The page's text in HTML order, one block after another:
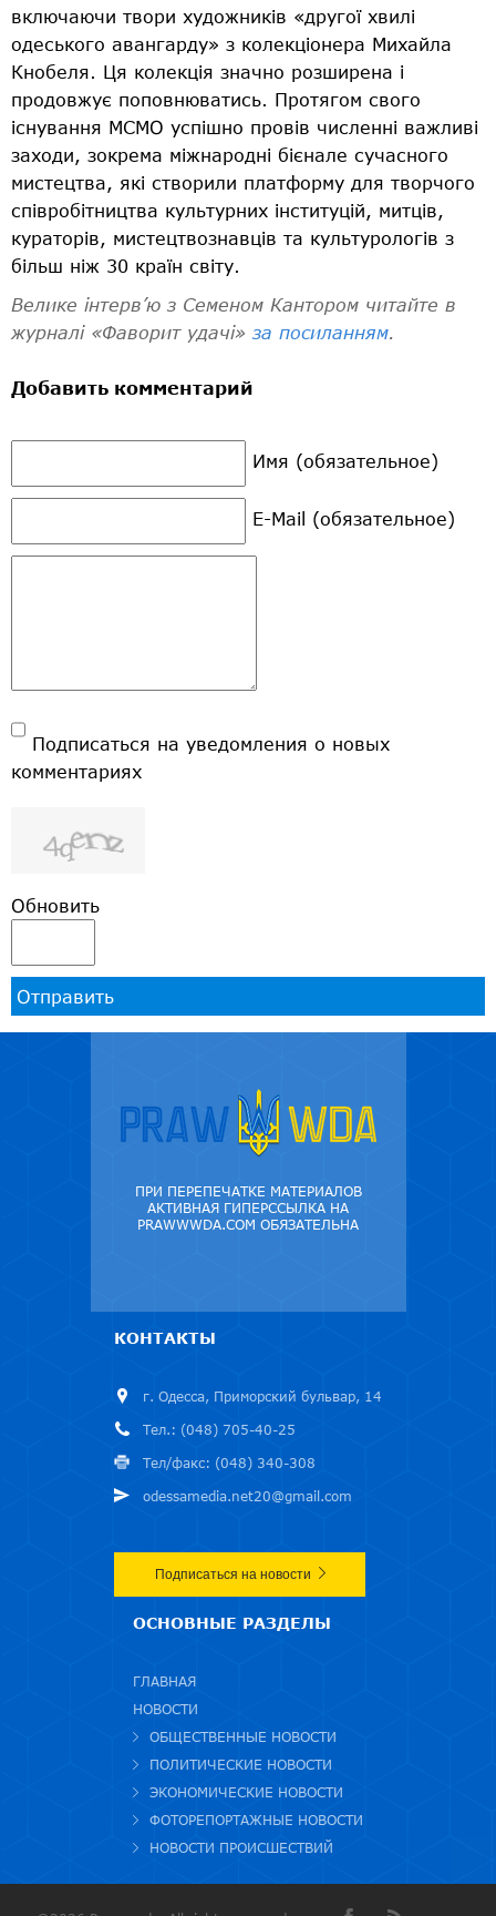
включаючи твори художників «другої хвилі
одеського авангарду» з колекціонера Михайла
Кнобеля. Ця колекція значно розширена і
продовжує поповнюватись. Протягом свого
існування МСМО успішно провів численні важливі
заходи, зокрема міжнародні бієнале сучасного
мистецтва, які створили платформу для творчого
співробітництва культурних інституцій, митців,
кураторів, мистецтвознавців та культурологів з
більш ніж 30 країн світу.
Велике інтерв’ю з Семеном Кантором читайте в
журналі «Фаворит удачі» за посиланням
Добавить комментарий
Имя (обязательное)
E-Mail (обязательное)
Подписаться на уведомления о новых
комментариях
Обновить
Отправить
ПРИ ПЕРЕПЕЧАТКЕ МАТЕРИАЛОВ
АКТИВНАЯ ГИПЕРССЫЛКА НА
PRAWWWDA.COM ОБЯЗАТЕЛЬНА
КОНТАКТЫ
г. Одесса, Приморский бульвар, 14
Тел.: (048) 705-40-25
Тел/факс: (048) 340-308
odessamedia.net20@gmail.com
Подписаться на новости
ОСНОВНЫЕ РАЗДЕЛЫ
ГЛАВНАЯ
НОВОСТИ
ОБЩЕСТВЕННЫЕ НОВОСТИ
ПОЛИТИЧЕСКИЕ НОВОСТИ
ЭКОНОМИЧЕСКИЕ НОВОСТИ
ФОТОРЕПОРТАЖНЫЕ НОВОСТИ
НОВОСТИ ПРОИСШЕСТВИЙ